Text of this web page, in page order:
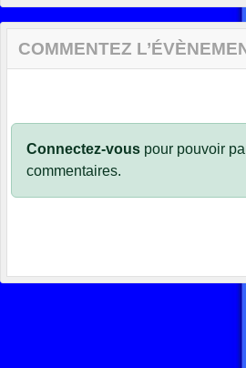
COMMENTEZ
Connectez-vous pour pouvoir
commentaires.